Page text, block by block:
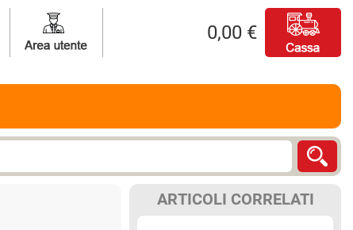
0,00 €
ARTICOLI CORRELATI